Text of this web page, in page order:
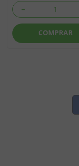
－
COMPRAR